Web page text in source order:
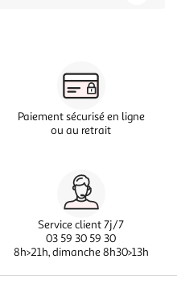
Paiement sécurisé en ligne
ou au retrait
Service client 7j/7
03 59 30 59 30
8h>21h, dimanche 8h30>13h